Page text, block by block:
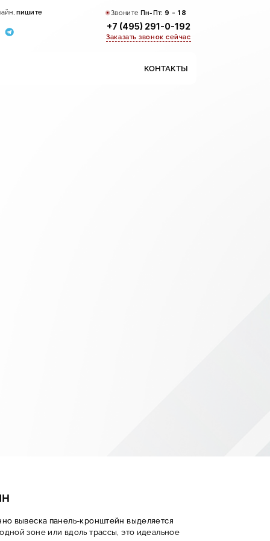
пишите Звоните Пн-Пт: 9 - 18
+7 (495) 291-0-192
Заказать звонок сейчас
КОНТАКТЫ
вывеска панель-кронштейн выделяется
зоне или вдоль трассы, это идеальное